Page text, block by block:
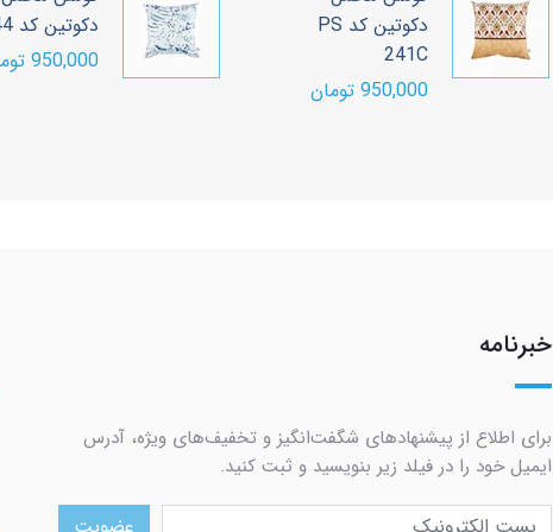
دکوتین کد PS
241C
950,000 تومان
دکوتین کد PS 244
950,000 تومان
خبرنامه
برای اطلاع از پیشنهادهای شگفت‌انگیز و تخفیف‌های ویژه، آدرس
ایمیل خود را در فیلد زیر بنویسید و ثبت کنید.